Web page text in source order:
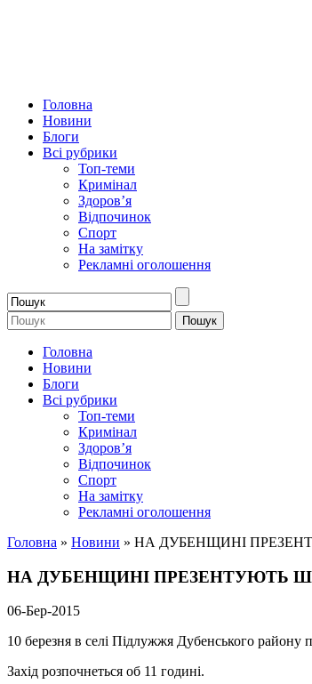
Головна
Новини
Блоги
Всі рубрики
Топ-теми
Кримінал
Здоров’я
Відпочинок
Спорт
На замітку
Рекламні оголошення
Головна
Новини
Блоги
Всі рубрики
Топ-теми
Кримінал
Здоров’я
Відпочинок
Спорт
На замітку
Рекламні оголошення
Головна » Новини » НА ДУБЕНЩИНІ
НА ДУБЕНЩИНІ ПРЕЗЕНТУЮТЬ
06-Бер-2015
10 березня в селі Підлужжя Дубенського
Захід розпочнеться об 11 годині.